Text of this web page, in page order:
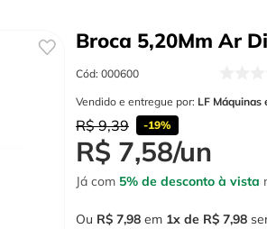
Broca 5,20Mm Ar
Cód: 000600
Vendido e entregue por: LF
R$ 9,39 -19%
R$ 7,58/un
Já com 5% de desconto à vista
Ou R$ 7,98 em 1 R$ 7,98